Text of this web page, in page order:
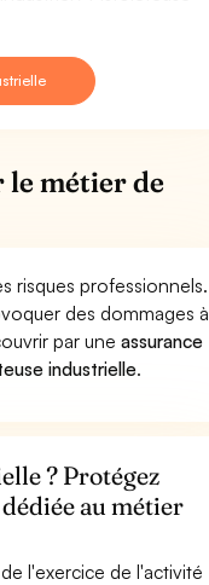
le métier de
risques professionnels.
des dommages à
par uneassurance
industrielle.
? Protégez
au métier
l'exercice de l'activité